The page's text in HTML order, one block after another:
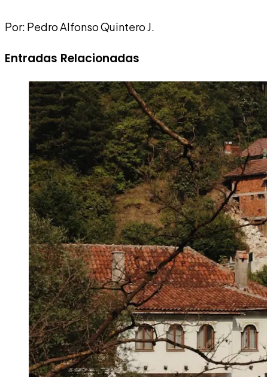
Por: Pedro Alfonso Quintero J.
Entradas Relacionadas